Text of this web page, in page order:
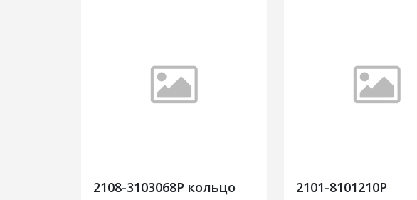
2108-3103068Р кольцо
2101-8101210Р